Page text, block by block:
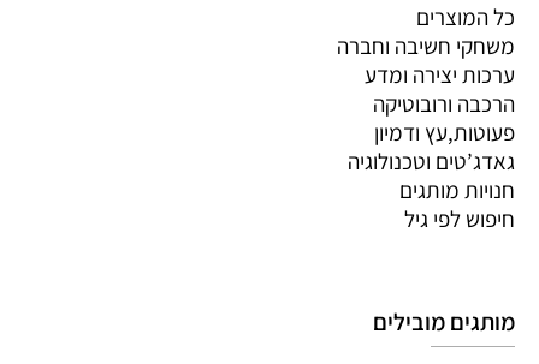
כל המוצרים
משחקי חשיבה וחברה
ערכות יצירה ומדע
הרכבה ורובוטיקה
פעוטות,עץ ודמיון
גאדג’טים וטכנולוגיה
חנויות מותגים
חיפוש לפי גיל
מותגים מובילים